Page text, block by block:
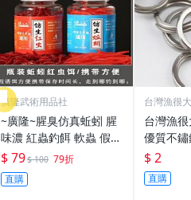
廣隆武術用品社
~廣隆~腥臭仿真蚯蚓 腥
味濃 紅蟲釣餌 軟蟲 假蚯
蚓 海魚餌 紅蟲 路亞餌
假餌 誘餌 仿生餌 擬餌
路亞軟餌
$ 79$ 100 79折
直購
台灣漁很大
台灣漁
優質不
平 打扁 打平
雙環 路亞
路亞環
$ 2
直購